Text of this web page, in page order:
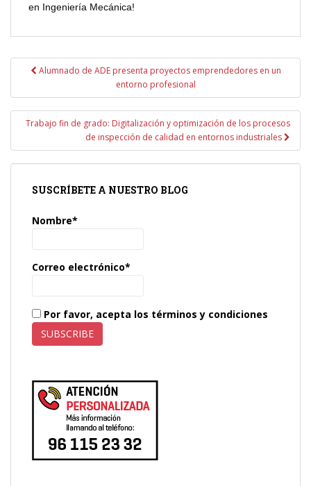
en Ingeniería Mecánica!
Navegación
entradas
Alumnado de ADE presenta proyectos emprendedores en un
entorno profesional
Trabajo fin de grado: Digitalización y optimización de los procesos
de inspección de calidad en entornos industriales
SUSCRÍBETE A NUESTRO BLOG
Nombre*
Correo electrónico*
Por favor, acepta los términos y condiciones